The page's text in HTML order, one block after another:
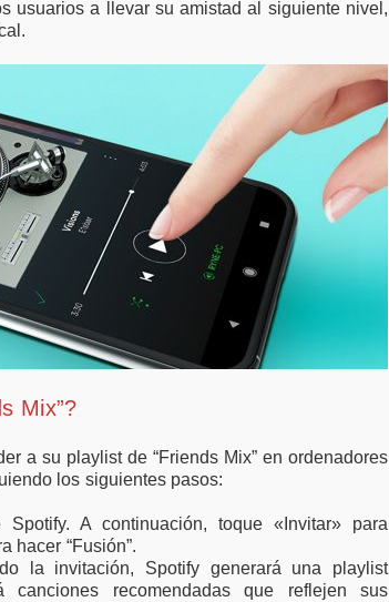
usuarios a llevar su amistad al siguiente nivel,
Mix”?
a su playlist de “Friends Mix” en ordenadores
los siguientes pasos:
A continuación, toque «Invitar» para
hacer “Fusión”.
la invitación, Spotify generará una playlist
canciones recomendadas que reflejen sus